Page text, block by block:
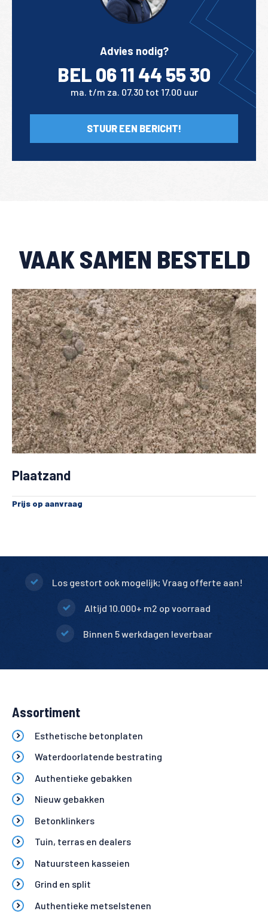
Advies nodig?
BEL 06 11 44 55 30
ma. t/m za. 07.30 tot 17.00 uur
STUUR EEN BERICHT!
VAAK SAMEN BESTELD
Plaatzand
Prijs op aanvraag
Los gestort ook mogelijk; Vraag offerte aan!
Altijd 10.000+ m2 op voorraad
Binnen 5 werkdagen leverbaar
Assortiment
Esthetische betonplaten
Waterdoorlatende bestrating
Authentieke gebakken
Nieuw gebakken
Betonklinkers
Tuin, terras en dealers
Natuursteen kasseien
Grind en split
Authentieke metselstenen